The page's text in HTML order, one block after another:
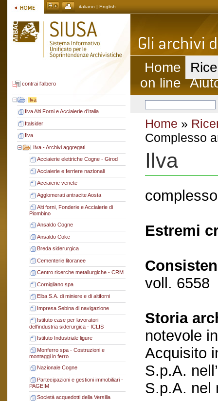
italiano | English
contrai l'albero
| Ilva
Ilva Alti Forni e Acciaierie d’Italia
Italsider
Ilva
| Ilva - Archivi aggregati
Acciaierie elettriche Cogne - Girod
Acciaierie e ferriere nazionali
Acciaierie venete
Agglomerati antracite Aosta
Alti forni, Fonderie e Acciaierie di
Piombino
Ansaldo Cogne
Ansaldo Coke
Breda siderurgica
Cementerie litoranee
Centro ricerche metallurgiche - CRM
Cornigliano spa
Elba S.A. di miniere e di altiforni
Impresa Sebina di navigazione
Istituto case per lavoratori
dell'industria siderurgica - ICLIS
Istituto Industriale ligure
Monferro spa - Costruzioni e
montaggi in ferro
Nazionale Cogne
Partecipazioni e gestioni immobiliari -
PAGEIM
Società acquedotti della Versilia
Home
on line
Home »
Complesso
Ilva
Estremi
voll. 6558
Storia
notevole
Acquisito
S.p.A.
S.p.A. nel